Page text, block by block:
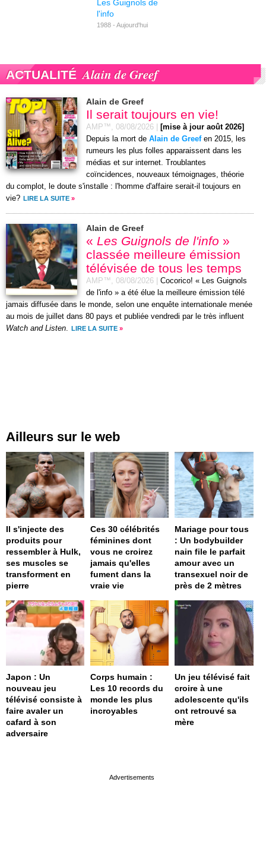
Les Guignols de
l'info
1988 - Aujourd'hui
ACTUALITÉ Alain de Greef
Alain de Greef
Il serait toujours en vie!
AMP™, 08/08/2026
[mise à jour août 2026]
Depuis la mort de Alain de Greefen 2015, les
rumeurs les plus folles apparaissent dans les
médias et sur internet. Troublantes
coïncidences, nouveaux témoignages, théorie
du complot, le doute s'installe : l'homme d'affaire serait-il toujours en
vie? LIRE LA SUITE »
Alain de Greef
« Les Guignols de l'info »
classée meilleure émission
télévisée de tous les temps
AMP™, 08/08/2026
Cocorico! « Les Guignols
de l'info » a été élue la meilleure émission télé
jamais diffusée dans le monde, selon une enquête internationale menée
au mois de juillet dans 80 pays et publiée vendredi par le très influent
Watch and Listen. LIRE LA SUITE »
Ailleurs sur le web
Il s'injecte des
produits pour
ressembler à Hulk,
ses muscles se
transforment en
pierre
Ces 30 célébrités
féminines dont
vous ne croirez
jamais qu'elles
fument dans la
vraie vie
Mariage pour tous
: Un bodybuilder
nain file le parfait
amour avec un
transexuel noir de
près de 2 mètres
Japon : Un
nouveau jeu
télévisé consiste à
faire avaler un
cafard à son
adversaire
Corps humain :
Les 10 records du
monde les plus
incroyables
Un jeu télévisé fait
croire à une
adolescente qu'ils
ont retrouvé sa
mère